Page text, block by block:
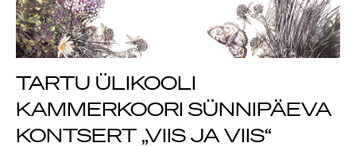
TARTU ÜLIKOOLI
KAMMERKOORI SÜNNIPÄEVA
KONTSERT „VIIS JA VIIS“